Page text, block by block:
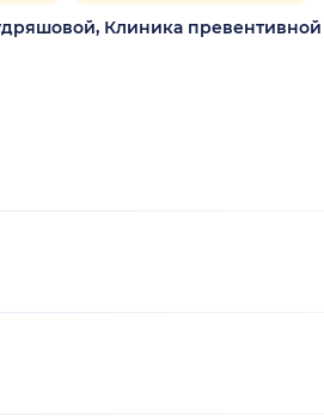
Клиника